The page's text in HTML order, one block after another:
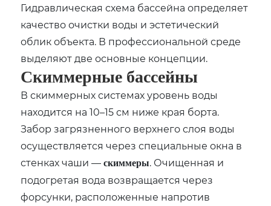
Гидравлическая схема бассейна определяет
качество очистки воды и эстетический
облик объекта. В профессиональной среде
выделяют две основные концепции.
Скиммерные бассейны
В скиммерных системах уровень воды
находится на 10–15 см ниже края борта.
Забор загрязненного верхнего слоя воды
осуществляется через специальные окна в
стенках чаши —скиммеры. Очищенная и
подогретая вода возвращается через
форсунки, расположенные напротив